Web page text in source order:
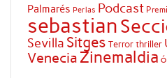
Palmarés Perlas Podcast
sebastian
Sevilla Sitges Terrorthriller
Venecia Zinemaldia